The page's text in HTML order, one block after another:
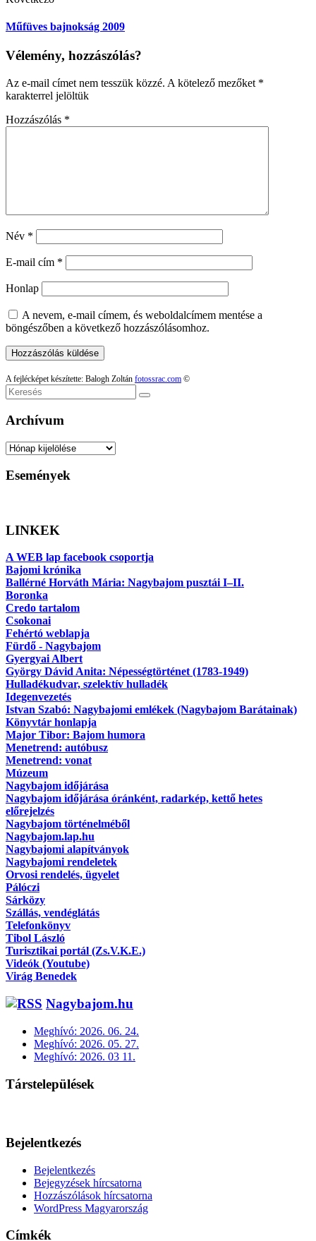
Műfüves bajnokság 2009
Vélemény, hozzászólás?
Az e-mail címet nem tesszük közzé. A kötelező mezőket *
karakterrel jelöltük
Hozzászólás *
Név *
E-mail cím *
Honlap
A nevem, e-mail címem, és weboldalcímem mentése a
böngészőben a következő hozzászólásomhoz.
A fejlécképet készítette: Balogh Zoltán fotossrac.com ©
Keresés
Archívum
Archívum
Események
LINKEK
A WEB lap facebook csoportja
Bajomi krónika
Ballérné Horváth Mária: Nagybajom pusztái I–II.
Boronka
Credo tartalom
Csokonai
Fehértó weblapja
Fürdő - Nagybajom
Gyergyai Albert
György Dávid Anita: Népességtörténet (1783-1949)
Hulladékudvar, szelektív hulladék
Idegenvezetés
Istvan Szabó: Nagybajomi emlékek (Nagybajom Barátainak)
Könyvtár honlapja
Major Tibor: Bajom humora
Menetrend: autóbusz
Menetrend: vonat
Múzeum
Nagybajom időjárása
Nagybajom időjárása óránként, radarkép, kettő hetes
előrejelzés
Nagybajom történelméből
Nagybajom.lap.hu
Nagybajomi alapítványok
Nagybajomi rendeletek
Orvosi rendelés, ügyelet
Pálóczi
Sárközy
Szállás, vendéglátás
Telefonkönyv
Tibol László
Turisztikai portál (Zs.V.K.E.)
Videók (Youtube)
Virág Benedek
Nagybajom.hu
Meghívó: 2026. 06. 24.
Meghívó: 2026. 05. 27.
Meghívó: 2026. 03 11.
Társtelepülések
Bejelentkezés
Bejelentkezés
Bejegyzések hírcsatorna
Hozzászólások hírcsatorna
WordPress Magyarország
Címkék